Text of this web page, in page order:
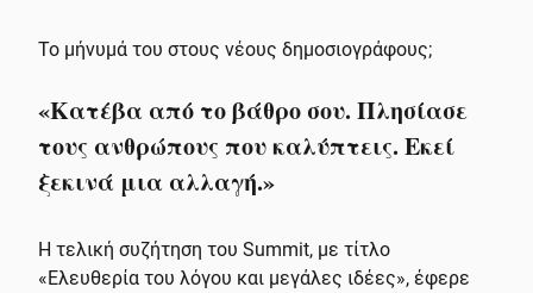
Το μήνυμά του στους νέους δημοσιογράφους;
«Κατέβα από το βάθρο σου. Πλησίασε
τους ανθρώπους που καλύπτεις. Εκεί
ξεκινά μια αλλαγή.»
Η τελική συζήτηση του Summit, με τίτλο
«Ελευθερία του λόγου και μεγάλες ιδέες», έφερε